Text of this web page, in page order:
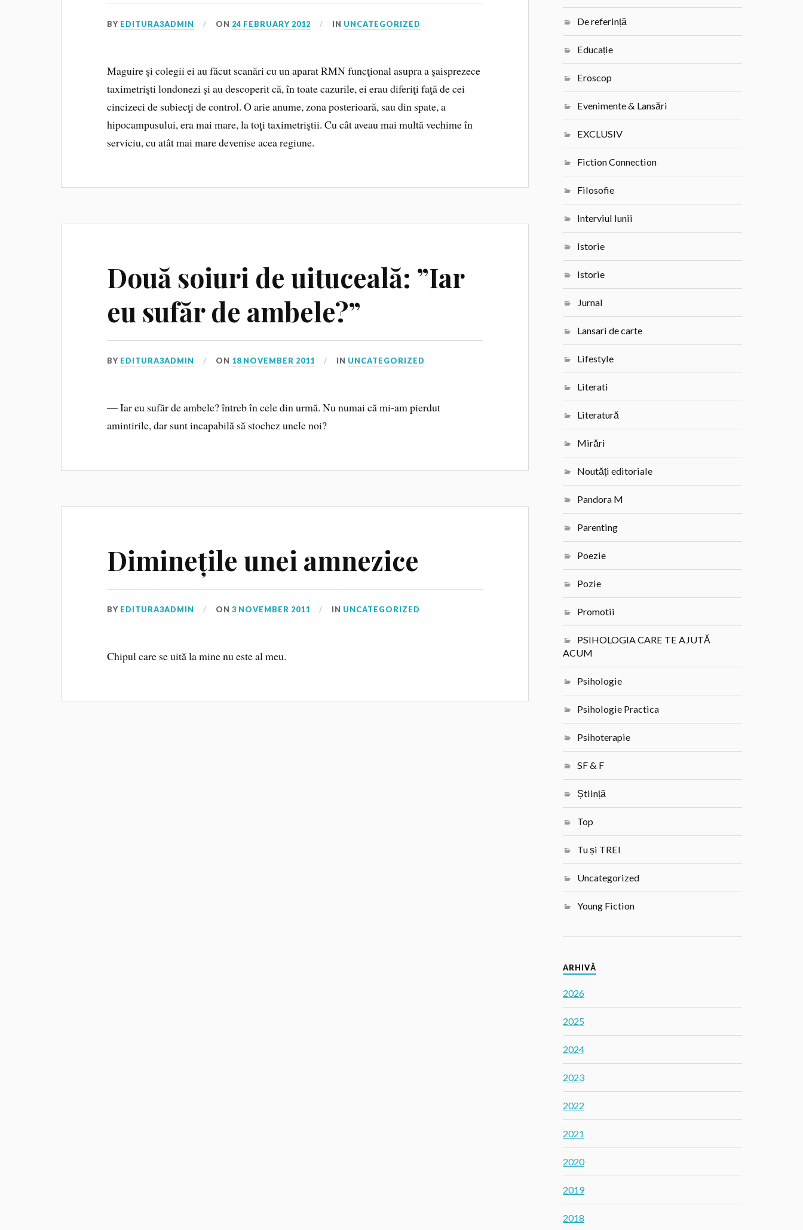
BY EDITURA3ADMIN ON 24 FEBRUARY 2012 IN UNCATEGORIZED
Maguire şi colegii ei au făcut scanări cu un aparat RMN funcţional asupra a şaisprezece
taximetrişti londonezi şi au descoperit că, în toate cazurile, ei erau diferiţi faţă de cei
cincizeci de subiecţi de control. O arie anume, zona posterioară, sau din spate, a
hipocampusului, era mai mare, la toţi taximetriştii. Cu cât aveau mai multă vechime în
serviciu, cu atât mai mare devenise acea regiune.
Două soiuri de uituceală: ”Iar
eu sufăr de ambele?”
BY EDITURA3ADMIN ON 18 NOVEMBER 2011 IN UNCATEGORIZED
— Iar eu sufăr de ambele? întreb în cele din urmă. Nu numai că mi-am pierdut
amintirile, dar sunt incapabilă să stochez unele noi?
Diminețile unei amnezice
BY EDITURA3ADMIN ON3 NOVEMBER 2011 IN UNCATEGORIZED
Chipul care se uită la mine nu este al meu.
De referință
Educație
Eroscop
Evenimente & Lansări
EXCLUSIV
Fiction Connection
Filosofie
Interviul lunii
Istorie
Istorie
Jurnal
Lansari de carte
Lifestyle
Literati
Literatură
Mirări
Noutăți editoriale
Pandora M
Parenting
Poezie
Pozie
Promotii
PSIHOLOGIA CARE TE AJUTĂ
ACUM
Psihologie
Psihologie Practica
Psihoterapie
SF & F
Știință
Top
Tu și TREI
Uncategorized
Young Fiction
ARHIVĂ
2026
2025
2024
2023
2022
2021
2020
2019
2018